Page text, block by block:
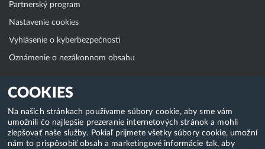
COOKIES
Na našich stránkach používame súbory cookie, aby sme vám
umožnili čo najlepšie prezeranie internetových stránok a mohli
zlepšovať naše služby. Pokiaľ prijmete všetky súbory cookie, umožní
nám to prispôsobiť obsah a marketingové informácie tak, aby
Partnerský program
Nastavenie cookies
Vyhlásenie o kyberbezpečnosti
Oznámenie o nezákonnom obsahu
Klientská zóna
WebAdmin
WebMail
Zmena hesla (E-mail, FTP, SSH)